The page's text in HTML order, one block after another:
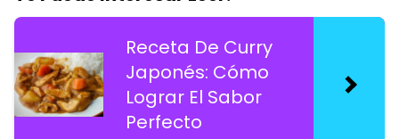
Receta De Curry
Japonés: Cómo
Lograr El Sabor
Perfecto